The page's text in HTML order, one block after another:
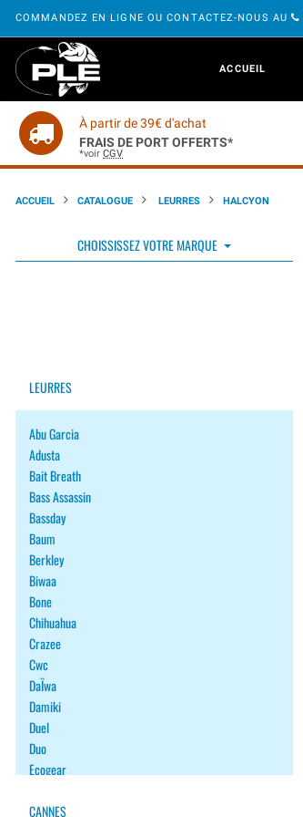
COMMANDEZ EN LIGNE OU CONTACTEZ-NOUS AU
ACCUEIL
À partir de 39€ d'achat
FRAIS DE PORT OFFERTS*
*voir CGV
ACCUEIL CATALOGUE LEURRES HALCYON
CHOISSISSEZ VOTRE MARQUE
LEURRES
Abu Garcia
Adusta
Bait Breath
Bass Assassin
Bassday
Baum
Berkley
Biwaa
Bone
Chihuahua
Crazee
Cwc
DaÏwa
Damiki
Duel
Duo
Ecogear
Fish Arrow
CANNES